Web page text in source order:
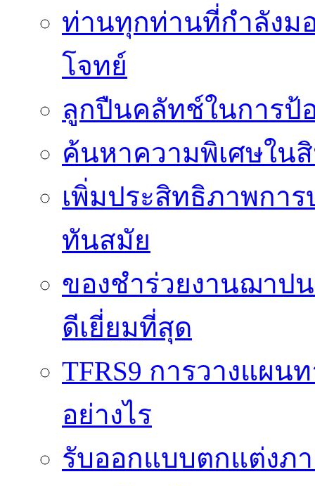
ท่านทุกท่านที่กำลังม
โจทย์
ลูกปืนคลัทช์ในการป้
ค้นหาความพิเศษใน
เพิ่มประสิทธิภาพกา
ทันสมัย
ของชำร่วยงานฌาป
ดีเยี่ยมที่สุด
TFRS9 การวางแผน
อย่างไร
รับออกแบบตกแต่งภ